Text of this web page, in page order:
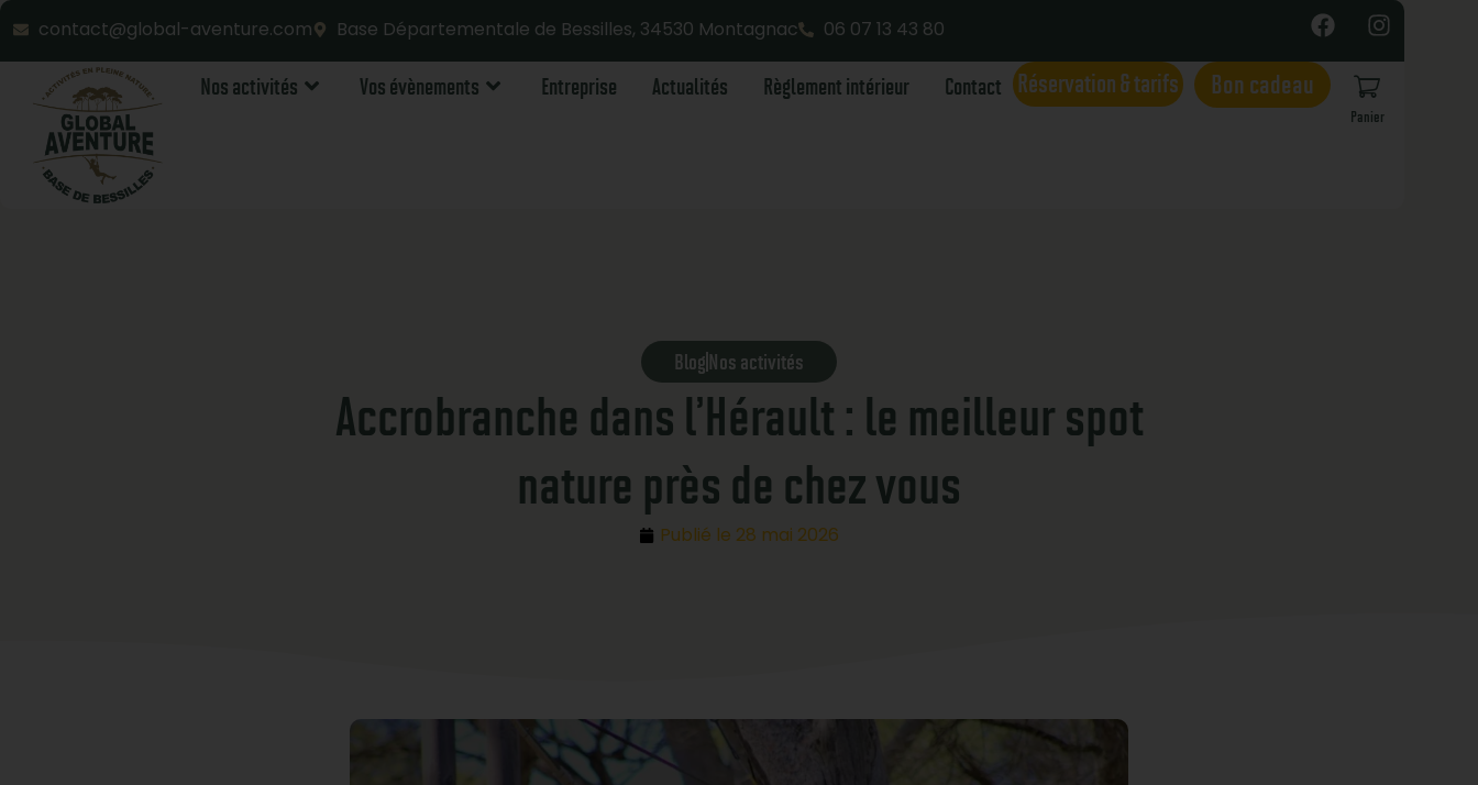
contact@global-aventure.com Base Départementale de Bessilles, 34530 Montagnac 06 07 13 43 80
Nos activités Vos évènements Entreprise Actualités Règlement intérieur Contact Réservation & tarifs Bon cadeau
Panier
Blog Nos activités
Accrobranche dans l’Hérault : le meilleur spot
nature près de chez vous
Publié le 28 mai 2026